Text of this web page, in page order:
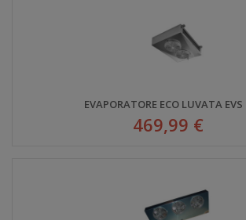
EVAPORATORE ECO LUVATA EVS
469,99 €